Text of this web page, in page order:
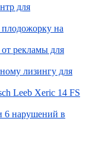
для
на
рекламы для
лизингу для
Leeb Xeric 14 FS
6 нарушений в